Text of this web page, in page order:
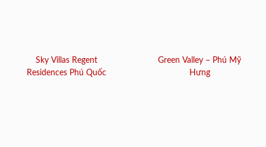
Sky Villas Regent
Residences Phú Quốc
Green Valley – Phú Mỹ
Hưng